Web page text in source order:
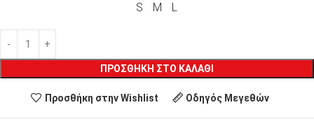
S
M L
ΠΡΟΣΘΉΚΗ ΣΤΟ ΚΑΛΆΘΙ
Προσθήκη στην Wishlist Οδηγός Μεγεθών